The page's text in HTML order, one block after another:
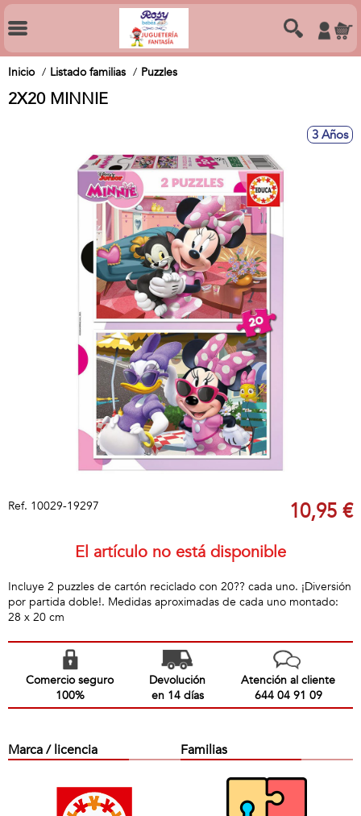
Inicio Listado familias Puzzles
2X20 MINNIE
3 Años
Ref. 10029-19297 10,95 €
El artículo no está disponible
Incluye 2 puzzles de cartón reciclado con 20?? cada uno. ¡Diversión
por partida doble!. Medidas aproximadas de cada uno montado:
28 x 20 cm
Comercio seguro
100%
Devolución
en 14 días
Atención al cliente
644 04 91 09
Marca / licencia Familias